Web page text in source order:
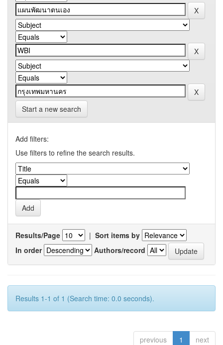
Start a new search
Add filters:
Use filters to refine the search results.
Results/Page | Sort items by
In order
Authors/record
Results 1-1 of 1 (Search time: 0.0 seconds).
previous 1 next